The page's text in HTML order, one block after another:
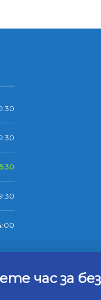
права
час за